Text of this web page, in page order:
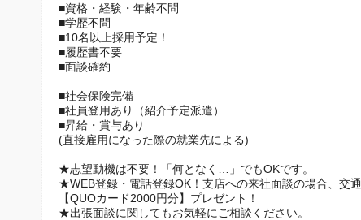
■資格・経験・年齢不問
■学歴不問
■10名以上採用予定！
■履歴書不要
■面談確約
■社会保険完備
■社員登用あり（紹介予定派遣）
■昇給・賞与あり
(直接雇用になった際の就業先による)
★志望動機は不要！「何となく…」でもOKです。
★WEB登録・電話登録OK！支店への来社面談の場合、交
【QUOカード2000円分】プレゼント！
★出張面談に関してもお気軽にご相談ください。